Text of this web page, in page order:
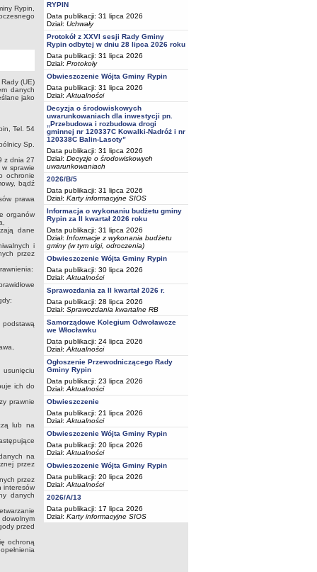
Rypin,
(UE)
danych
jako
Tel. 54
Sp.
z dnia 27
sprawie
ochronie
bądź
prawa
organów
dane
i
przez
ich do
prawnie
lub na
na
przez
przez
interesów
danych
przed
ochroną
RYPIN
Data publikacji: 31 lipca 2026
Dział: Uchwały
Protokół z XXVI sesji Rady Gminy
Rypin odbytej w dniu 28 lipca 2026 roku
Data publikacji: 31 lipca 2026
Dział: Protokoły
Obwieszczenie Wójta Gminy Rypin
Data publikacji: 31 lipca 2026
Dział: Aktualności
Decyzja o środowiskowych
uwarunkowaniach dla inwestycji pn.
„Przebudowa i rozbudowa drogi
gminnej nr 120337C Kowalki-Nadróż i nr
120338C Balin-Lasoty”
Data publikacji: 31 lipca 2026
Dział: Decyzje o środowiskowych
uwarunkowaniach
2026/B/5
Data publikacji: 31 lipca 2026
Dział: Karty informacyjne SIOS
Informacja o wykonaniu budżetu gminy
Rypin za II kwartał 2026 roku
Data publikacji: 31 lipca 2026
Dział: Informacje z wykonania budżetu
gminy (w tym ulgi, odroczenia)
Obwieszczenie Wójta Gminy Rypin
Data publikacji: 30 lipca 2026
Dział: Aktualności
Sprawozdania za II kwartał 2026 r.
Data publikacji: 28 lipca 2026
Dział: Sprawozdania kwartalne RB
Samorządowe Kolegium Odwoławcze
we Włocławku
Data publikacji: 24 lipca 2026
Dział: Aktualności
Ogłoszenie Przewodniczącego Rady
Gminy Rypin
Data publikacji: 23 lipca 2026
Dział: Aktualności
Obwieszczenie
Data publikacji: 21 lipca 2026
Dział: Aktualności
Obwieszczenie Wójta Gminy Rypin
Data publikacji: 20 lipca 2026
Dział: Aktualności
Obwieszczenie Wójta Gminy Rypin
Data publikacji: 20 lipca 2026
Dział: Aktualności
2026/A/13
Data publikacji: 17 lipca 2026
Dział: Karty informacyjne SIOS